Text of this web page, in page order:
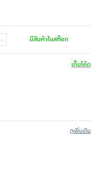
+ มีสินค้าในสต๊อก
เก็บโค้ด
ดูเพิ่มเติม